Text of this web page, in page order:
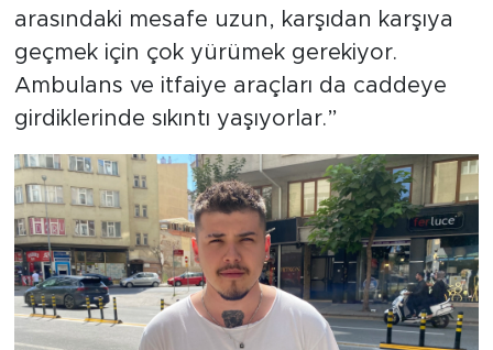
arasındaki mesafe uzun, karşıdan karşıya
geçmek için çok yürümek gerekiyor.
Ambulans ve itfaiye araçları da caddeye
girdiklerinde sıkıntı yaşıyorlar.”